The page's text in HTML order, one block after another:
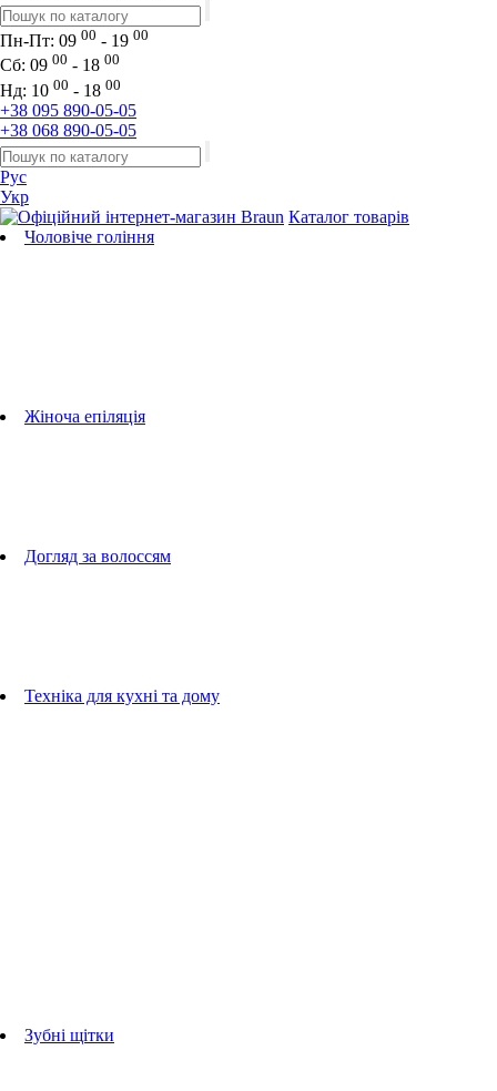
Пн-Пт: 09 00 - 19 00
Сб: 09 00 - 18 00
Нд: 10 00 - 18 00
+38 095 890-05-05
+38 068 890-05-05
Рус
Укр
Каталог товарів
Чоловіче гоління
Жіноча епіляція
Догляд за волоссям
Техніка для кухні та дому
Зубні щітки